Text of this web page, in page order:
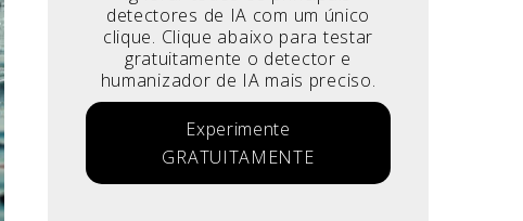
detectores de IA com um único
clique. Clique abaixo para testar
gratuitamente o detector e
humanizador de IA mais preciso.
Experimente
GRATUITAMENTE